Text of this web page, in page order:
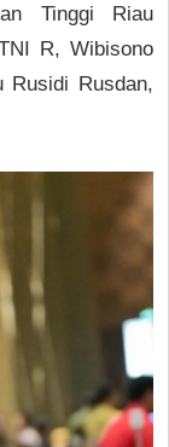
Tinggi Riau
R, Wibisono
Rusidi Rusdan,